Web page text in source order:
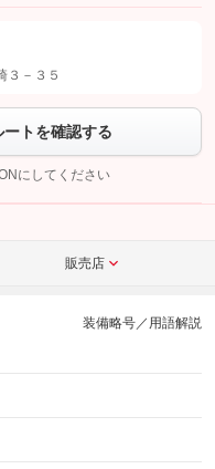
してから「許可する」ボタンを押
問い合わせを
３－３５
トを確認する
にしてください
販売店
装備略号／用語解説